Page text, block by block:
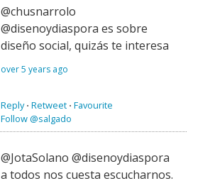
@chusnarrolo
@disenoydiaspora es sobre
diseño social, quizás te interesa
over 5 years ago
Reply⋅ Retweet ⋅ Favourite
Follow @salgado
@JotaSolano @disenoydiaspora
a todos nos cuesta escucharnos.